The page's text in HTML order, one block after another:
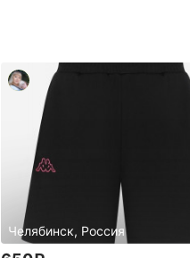
Челябинск, Россия